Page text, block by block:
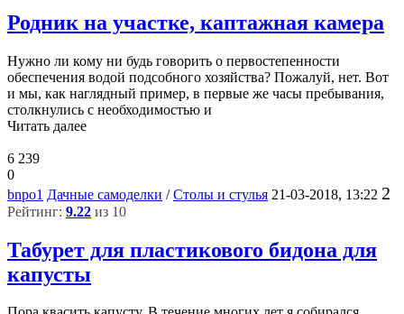
Родник на участке, каптажная камера
Нужно ли кому ни будь говорить о первостепенности
обеспечения водой подсобного хозяйства? Пожалуй, нет. Вот
и мы, как наглядный пример, в первые же часы пребывания,
столкнулись с необходимостью и
Читать далее
6 239
0
bnpo1 Дачные самоделки /Столы и стулья 21-03-2018, 13:22 2
Рейтинг: 9.22 из 10
Табурет для пластикового бидона для
капусты